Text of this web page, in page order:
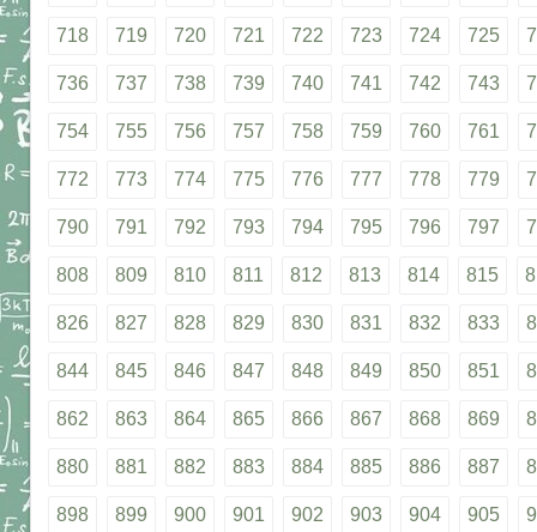
718 719 720 721 722 723 724 725
736 737 738 739 740 741 742 743
754 755 756 757 758 759 760 761
772 773 774 775 776 777 778 779
790 791 792 793 794 795 796 797
808 809 810 811 812 813 814 815
826 827 828 829 830 831 832 833
844 845 846 847 848 849 850 851
862 863 864 865 866 867 868 869
880 881 882 883 884 885 886 887
898 899 900 901 902 903 904 905